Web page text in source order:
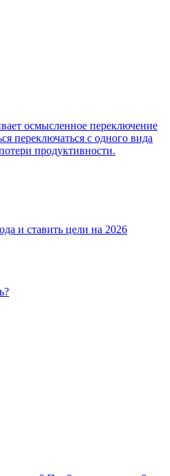
осмысленное переключение
переключаться с одного вида
продуктивности.
и ставить цели на 2026